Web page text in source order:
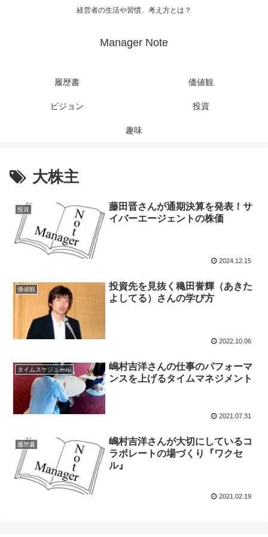
経営者の生活や習慣、考え方とは？
Manager Note
履歴書 価値観
ビジョン 投資
趣味
大株主
投資
藤田晋さんが通期決算を発表！サ
イバーエージェントの株価
2024.12.15
価値観
投資先を見抜く穐田誉輝（あきた
よしてる）さんの学び方
2022.10.06
タイムスケジュール
嶋村吉洋さんの仕事のパフォーマ
ンスを上げるタイムマネジメント
2021.07.31
履歴書
嶋村吉洋さんが大切にしているコ
ラボレートの場づくり『ワクセ
ル』
2021.02.19